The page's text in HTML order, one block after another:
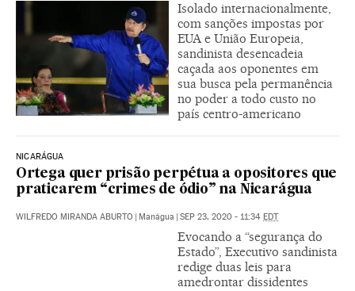
Isolado internacionalmente,
com sanções impostas por
EUA e União Europeia,
sandinista desencadeia
caçada aos oponentes em
sua busca pela permanência
no poder a todo custo no
país centro-americano
NICARÁGUA
Ortega quer prisão perpétua a opositores que
praticarem “crimes de ódio” na Nicarágua
WILFREDO MIRANDA ABURTO | Manágua | SEP 23, 2020 - 11:34 EDT
Evocando a “segurança do
Estado”, Executivo sandinista
redige duas leis para
amedrontar dissidentes